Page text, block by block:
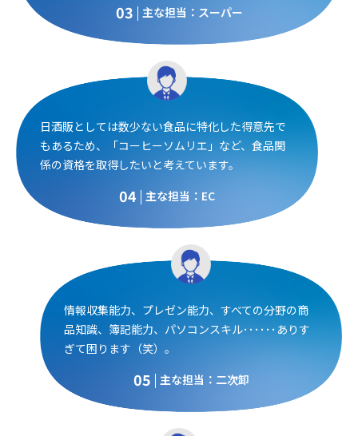
03 主な担当：スーパー
日酒販としては数少ない食品に特化した得意先で
もあるため、「コーヒーソムリエ」など、食品関
係の資格を取得したいと考えています。
04 主な担当：EC
情報収集能力、プレゼン能力、すべての分野の商
品知識、簿記能力、パソコンスキル･･････ありす
ぎて困ります（笑）。
05 主な担当：二次卸